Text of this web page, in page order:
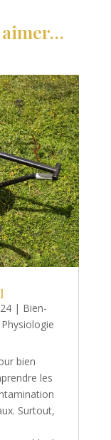
aimer…
| Bien-
Physiologie
bien
les
Surtout,